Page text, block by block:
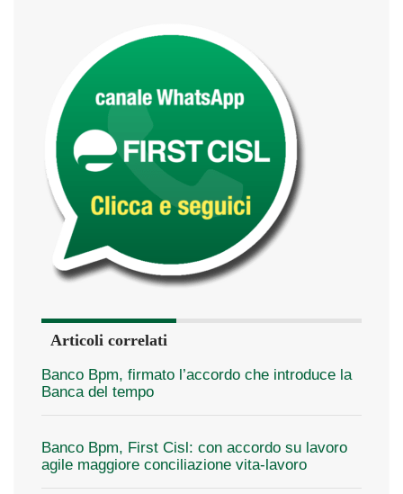
Articoli correlati
Banco Bpm, firmato l’accordo che introduce la
Banca del tempo
Banco Bpm, First Cisl: con accordo su lavoro
agile maggiore conciliazione vita-lavoro